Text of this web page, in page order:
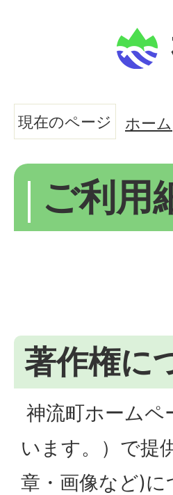
現在のページ ホーム
ご利用
著作権に
神流町ホームペ
います。）で提
章・画像など)